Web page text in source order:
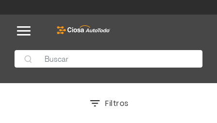
Filtros